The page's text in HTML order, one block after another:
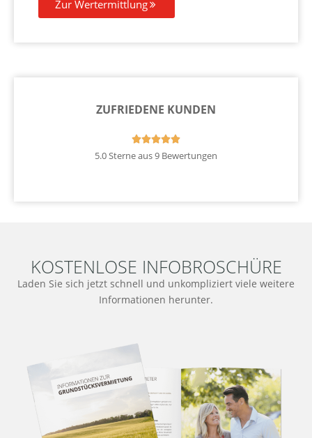
Zur Wertermittlung
ZUFRIEDENE KUNDEN

5.0 Sterne aus 9 Bewertungen
KOSTENLOSE INFOBROSCHÜRE
Laden Sie sich jetzt schnell und unkompliziert viele weitere
Informationen herunter.